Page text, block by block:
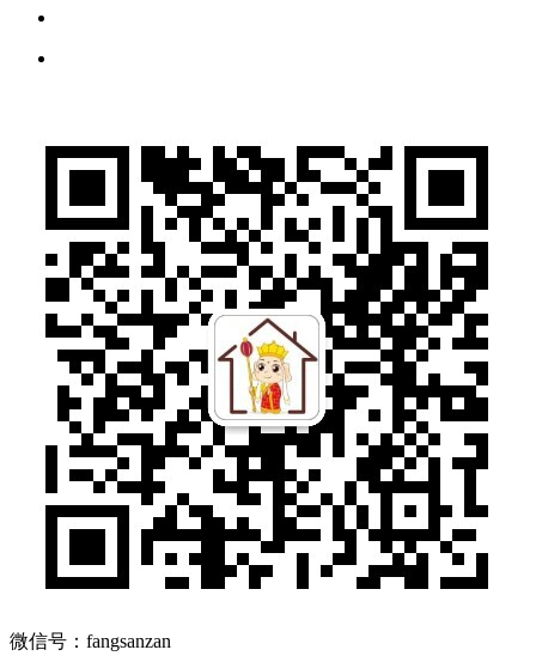
微信号：fangsanzan